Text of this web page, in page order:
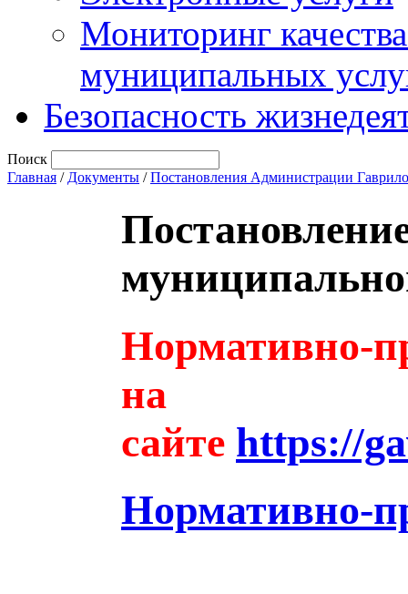
Мониторинг
муниципальных
Безопасность
Поиск
Главная / Документы /Постановления Администрации
Нормативно-
на
сайте https://
Нормативно-